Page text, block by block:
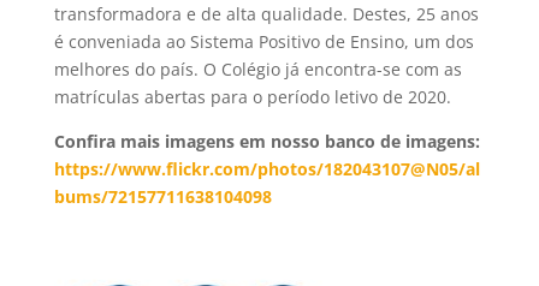
transformadora e de alta qualidade. Destes, 25 anos
é conveniada ao Sistema Positivo de Ensino, um dos
melhores do país. O Colégio já encontra-se com as
matrículas abertas para o período letivo de 2020.
Confira mais imagens em nosso banco de imagens:
https://www.flickr.com/photos/182043107@N05/al
bums/72157711638104098